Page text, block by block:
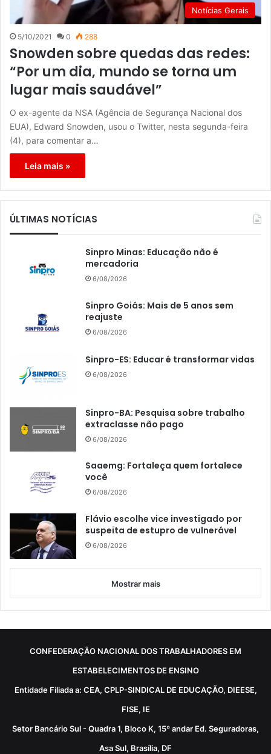
Notícias Gerais
5/10/2021 0 288
Snowden sobre quedas das redes:
“Por um dia, mundo se torna um
lugar mais saudável”
O ex-agente da NSA (Agência de Segurança Nacional dos
EUA), Edward Snowden, usou o Twitter, nesta segunda-feira
(4), para comentar a…
Leia mais »
ÚLTIMAS NOTÍCIAS
Sinpro Minas: Educação não é
mercadoria
6/08/2026
Sinpro Goiás: Mais de 5 anos sem
reajuste
6/08/2026
Sinpro-ES: Educar é transformar vidas
6/08/2026
Sinpro-BA: Pesquisa sobre trabalho
extraclasse não pago
6/08/2026
Saaemg: Fortaleça quem fortalece
você
6/08/2026
Flávio escolhe vice investigado por
suspeita de estupro de vulnerável
6/08/2026
Mostrar mais
CONFEDERAÇÃO NACIONAL DOS TRABALHADORES EM
ESTABELECIMENTOS DE ENSINO
Entidade Filiada a: CEA, CPLP-SINDICAL DE EDUCAÇÃO, DIEESE,
FISE, IE
Setor Bancário Sul - Quadra 1, Bloco K, 15º andar Ed. Seguradoras,
Asa Sul, Brasília, DF